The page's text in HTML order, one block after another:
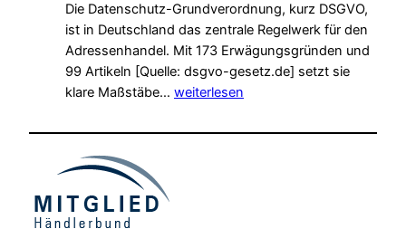
Werbung
durch
Adressen
kaufen
Die Datenschutz-Grundverordnung, kurz DSGVO,
ist in Deutschland das zentrale Regelwerk für den
Adressenhandel. Mit 173 Erwägungsgründen und
99 Artikeln [Quelle: dsgvo-gesetz.de] setzt sie
klare Maßstäbe… Die
der
weiterlesen